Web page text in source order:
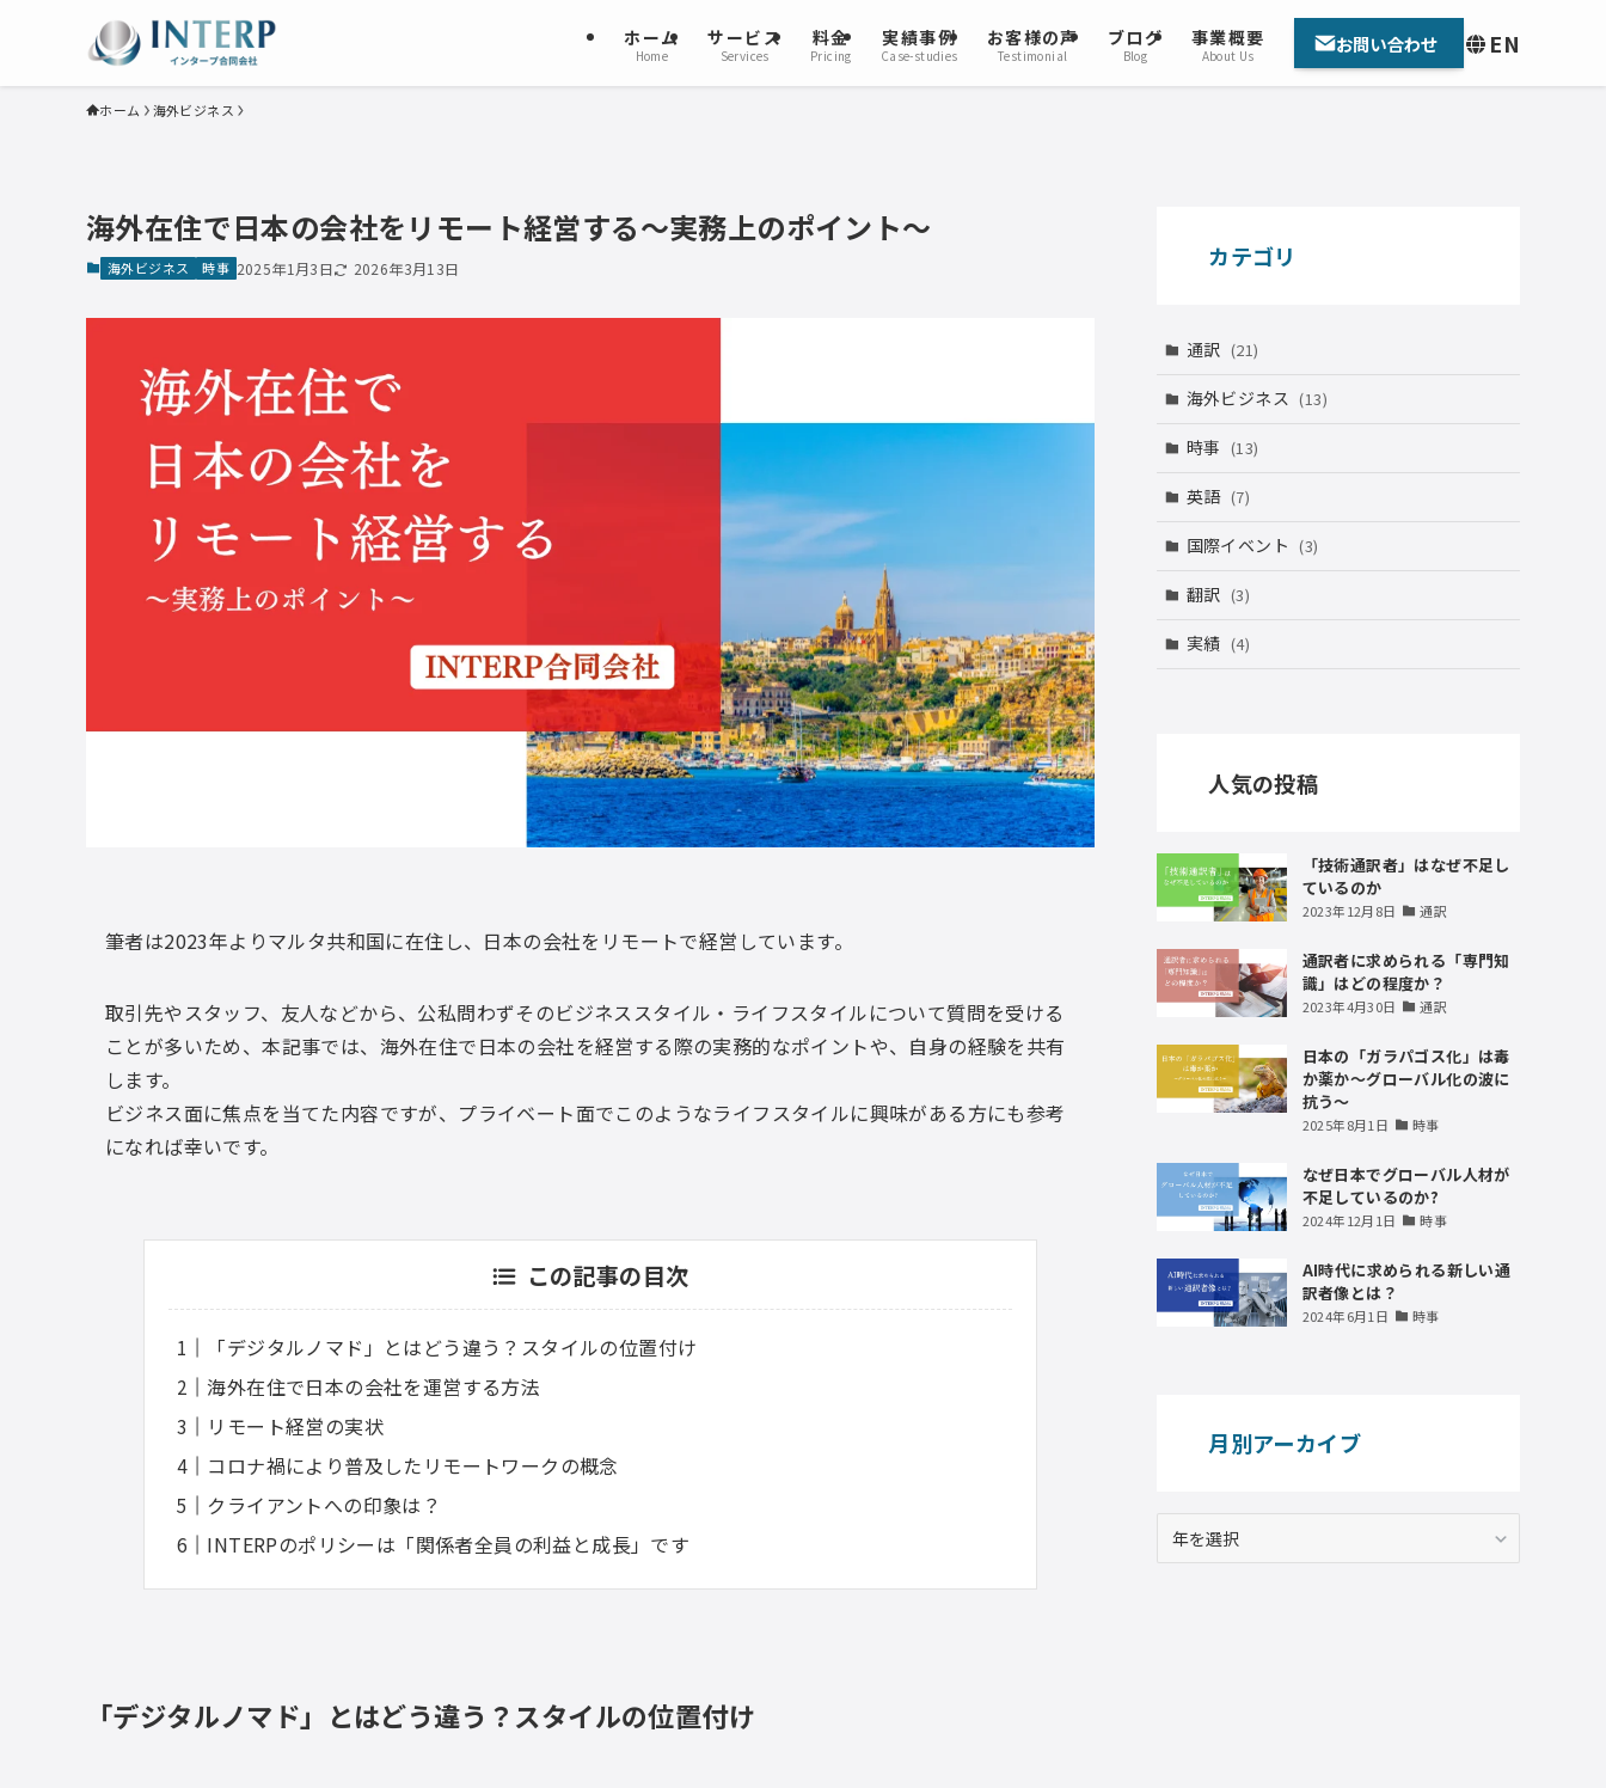
ホーム
Home
サービス
Services
料金
Pricing
実績事例
Case-studies
お客様の声
Testimonial
ブログ
Blog
事業概要
About Us お問い合わせ EN
ホーム 海外ビジネス
海外在住で日本の会社をリモート経営する～実務上のポイント～
海外ビジネス 時事 2025年1月3日 2026年3月13日
筆者は2023年よりマルタ共和国に在住し、日本の会社をリモートで経営しています。
取引先やスタッフ、友人などから、公私問わずそのビジネススタイル・ライフスタイルについて質問を受ける
ことが多いため、本記事では、海外在住で日本の会社を経営する際の実務的なポイントや、自身の経験を共有
します。
ビジネス面に焦点を当てた内容ですが、プライベート面でこのようなライフスタイルに興味がある方にも参考
になれば幸いです。
この記事の目次
「デジタルノマド」とはどう違う？スタイルの位置付け
海外在住で日本の会社を運営する方法
リモート経営の実状
コロナ禍により普及したリモートワークの概念
クライアントへの印象は？
INTERPのポリシーは「関係者全員の利益と成長」です
「デジタルノマド」とはどう違う？スタイルの位置付け
カテゴリ
通訳 (21)
海外ビジネス (13)
時事 (13)
英語 (7)
国際イベント (3)
翻訳 (3)
実績 (4)
人気の投稿
「技術通訳者」はなぜ不足し
ているのか
2023年12月8日 通訳
通訳者に求められる「専門知
識」はどの程度か？
2023年4月30日 通訳
日本の「ガラパゴス化」は毒
か薬か～グローバル化の波に
抗う～
2025年8月1日 時事
なぜ日本でグローバル人材が
不足しているのか?
2024年12月1日 時事
AI時代に求められる新しい通
訳者像とは？
2024年6月1日 時事
月別アーカイブ
ー